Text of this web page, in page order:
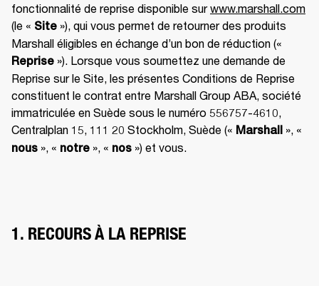
fonctionnalité de reprise disponible sur www.marshall.com
(le « Site »), qui vous permet de retourner des produits
Reprise »). Lorsque vous soumettez une demande de
Reprise sur le Site, les présentes Conditions de Reprise
constituent le contrat entre Marshall Group ABA, société
immatriculée en Suède sous le numéro 556757-4610,
Centralplan 15, 111 20 Stockholm, Suède (« Marshall
nous », « notre », « nos ») et vous.
1. RECOURS À LA REPRISE